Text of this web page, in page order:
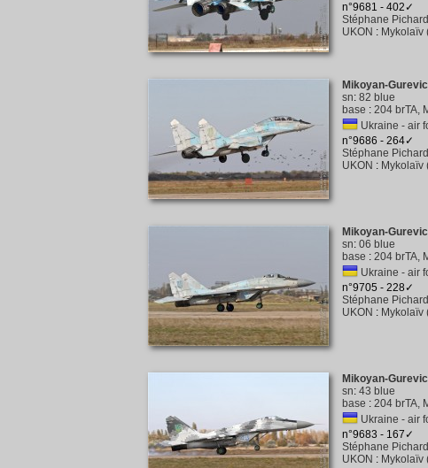
n°9681 - 402✓
Stéphane Pichard
UKON : Mykolaïv
Mikoyan-
sn: 82 blue
base : 204 brTA,
Ukraine - air
n°9686 - 264✓
Stéphane Pichard
UKON : Mykolaïv
Mikoyan-
sn: 06 blue
base : 204 brTA,
Ukraine - air
n°9705 - 228✓
Stéphane Pichard
UKON : Mykolaïv
Mikoyan-
sn: 43 blue
base : 204 brTA,
Ukraine - air
n°9683 - 167✓
Stéphane Pichard
UKON : Mykolaïv